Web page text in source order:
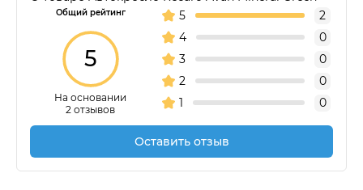
Общий рейтинг
5
На основании
2 отзывов
5
2
4
0
3
0
2
0
1
0
Оставить отзыв